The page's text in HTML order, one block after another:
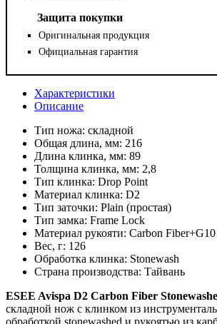
Защита покупки
Оригинальная продукция
Официальная гарантия
Характеристики
Описание
Тип ножа: складной
Общая длина, мм: 216
Длина клинка, мм: 89
Толщина клинка, мм: 2,8
Тип клинка: Drop Point
Материал клинка: D2
Тип заточки: Plain (простая)
Тип замка: Frame Lock
Материал рукояти: Carbon Fiber+G10
Вес, г: 126
Обработка клинка: Stonewash
Страна производства: Тайвань
ESEE Avispa D2 Carbon Fiber
складной нож с клинком из
обработкой stonewashed и рукоятью из